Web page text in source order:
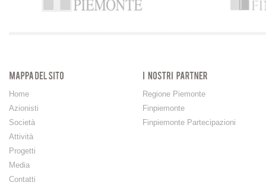
Home
Azionisti
Società
Attività
Progetti
Media
Contatti
Regione Piemonte
Finpiemonte
Finpiemonte Partecipazioni